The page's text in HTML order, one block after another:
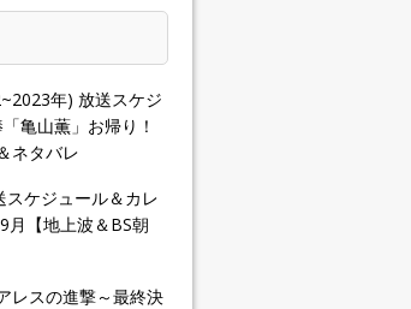
年) 放送スケジ
亀山薫」お帰り！
ネタバレ
スケジュール＆カレ
月【地上波＆BS朝
レスの進撃～最終決